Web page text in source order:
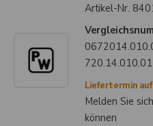
Artikel-Nr.
720.14.010.01
Liefertermin
Melden Sie
können